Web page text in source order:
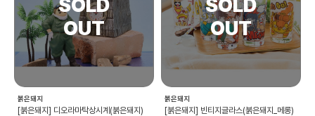
붉은돼지
[붉은돼지] 디오라마탁상시계(붉은돼지)
붉은돼지
[붉은돼지] 빈티지글라스(붉은돼지_메롱)